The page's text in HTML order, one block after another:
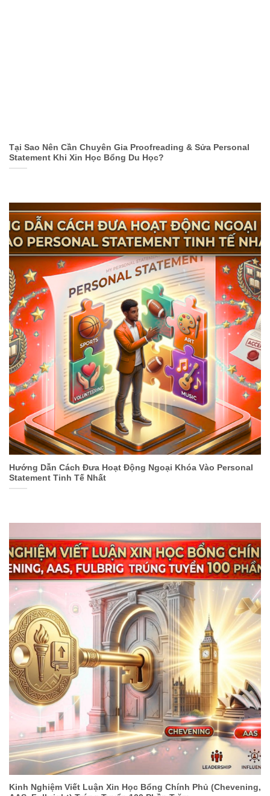
Tại Sao Nên Cần Chuyên Gia Proofreading & Sửa Personal
Statement Khi Xin Học Bổng Du Học?
Hướng Dẫn Cách Đưa Hoạt Động Ngoại Khóa Vào Personal
Statement Tinh Tế Nhất
Kinh Nghiệm Viết Luận Xin Học Bổng Chính Phủ (Chevening,